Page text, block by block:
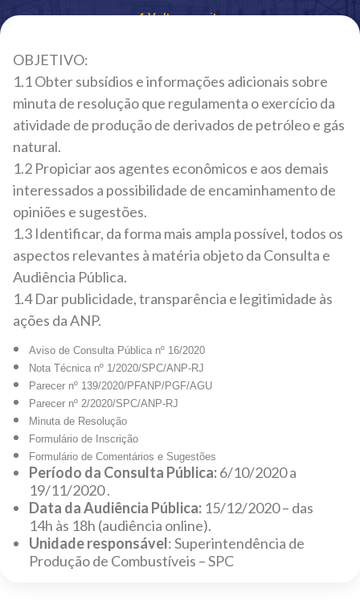
Voltar ao site
OBJETIVO:
1.1 Obter subsídios e informações adicionais sobre
minuta de resolução que regulamenta o exercício da
atividade de produção de derivados de petróleo e gás
natural.
1.2 Propiciar aos agentes econômicos e aos demais
interessados a possibilidade de encaminhamento de
opiniões e sugestões.
1.3 Identificar, da forma mais ampla possível, todos os
aspectos relevantes à matéria objeto da Consulta e
Audiência Pública.
1.4 Dar publicidade, transparência e legitimidade às
ações da ANP.
Aviso de Consulta Pública nº 16/2020
Nota Técnica nº 1/2020/SPC/ANP-RJ
Parecer nº 139/2020/PFANP/PGF/AGU
Parecer nº 2/2020/SPC/ANP-RJ
Minuta de Resolução
Formulário de Inscrição
Formulário de Comentários e Sugestões
Período da Consulta Pública:6/10/2020 a
19/11/2020 .
Data da Audiência Pública: 15/12/2020 – das
14h às 18h (audiência online).
Unidade responsável: Superintendência de
Produção de Combustíveis – SPC